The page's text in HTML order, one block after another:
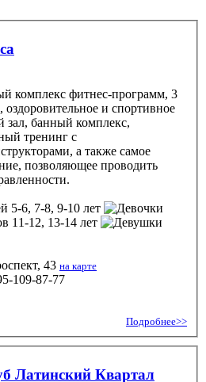
комплекс фитнес-программ, 3
оздоровительное и спортивное
зал, банный комплекс,
тренинг с
а также самое
позволяющее проводить
5-6, 7-8, 9-10 лет
11-12, 13-14 лет
43 на карте
109-87-77
Подробнее>>
Латинский Квартал